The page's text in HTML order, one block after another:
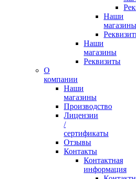
Наши
магазины
Наши
магазины
Реквизиты
О
компании
Наши
магазины
Производство
Лицензии
/
сертификаты
Отзывы
Контакты
Контактная
информация